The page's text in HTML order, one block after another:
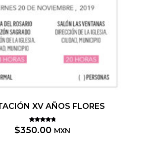
XV AÑOS FLORES
Valorado
con
5.00 de 5
$350.00 MXN